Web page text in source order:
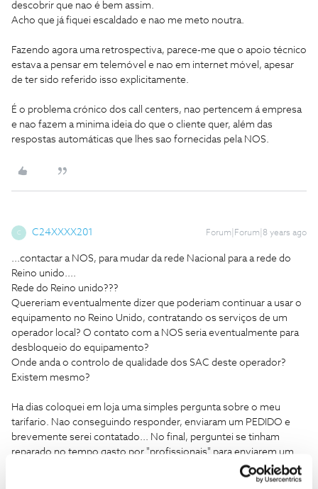
descobrir que nao é bem assim.
Acho que já fiquei escaldado e nao me meto noutra.
Fazendo agora uma retrospectiva, parece-me que o apoio técnico
estava a pensar em telemóvel e nao em internet móvel, apesar
de ter sido referido isso explicitamente.
É o problema crónico dos call centers, nao pertencem á empresa
e nao fazem a minima ideia do que o cliente quer, além das
respostas automáticas que lhes sao fornecidas pela NOS.
C C24XXXX201 Forum|Forum|8 years ago
...contactar a NOS, para mudar da rede Nacional para a rede do
Reino unido....
Rede do Reino unido???
Quereriam eventualmente dizer que poderiam continuar a usar o
equipamento no Reino Unido, contratando os serviços de um
operador local? O contato com a NOS seria eventualmente para
desbloqueio do equipamento?
Onde anda o controlo de qualidade dos SAC deste operador?
Existem mesmo?
Ha dias coloquei em loja uma simples pergunta sobre o meu
tarifario. Nao conseguindo responder, enviaram um PEDIDO e
brevemente serei contatado... No final, perguntei se tinham
reparado no tempo gasto por "profissionais" para enviarem um
pedido (escolher o assunto e bla bla bla) e como é que acham que
os clientes se sentem quando sao estes a faze-lo.... "Sim,